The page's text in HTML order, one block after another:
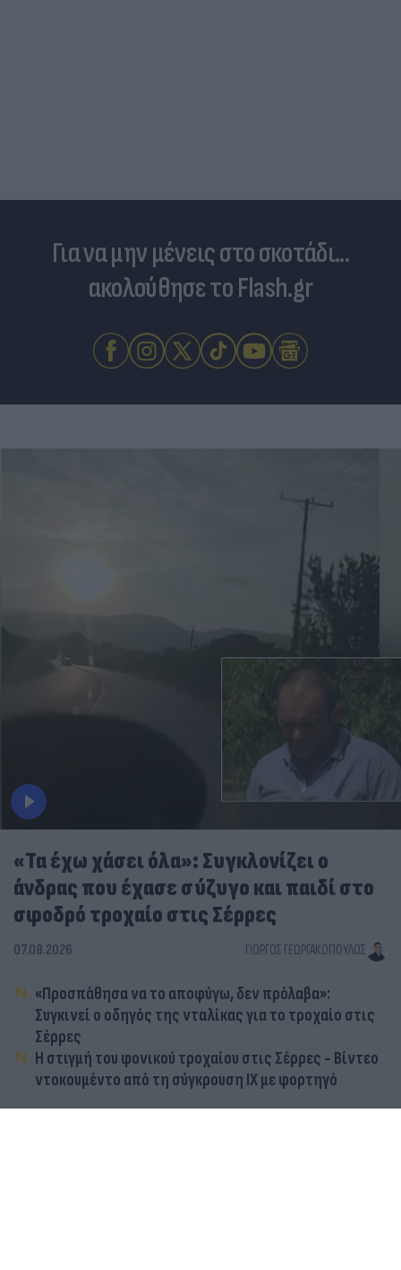
Για να μην μένεις στο σκοτάδι...
ακολούθησε το Flash.gr
«Τα έχω χάσει όλα»: Συγκλονίζει ο
άνδρας που έχασε σύζυγο και παιδί στο
σφοδρό τροχαίο στις Σέρρες
07.08.2026 ΓΙΏΡΓΟΣ ΓΕΩΡΓΑΚΌΠΟΥΛΟΣ
«Προσπάθησα να το αποφύγω, δεν πρόλαβα»:
Συγκινεί ο οδηγός της νταλίκας για το τροχαίο στις
Σέρρες
Η στιγμή του φονικού τροχαίου στις Σέρρες - Βίντεο
ντοκουμέντο από τη σύγκρουση ΙΧ με φορτηγό